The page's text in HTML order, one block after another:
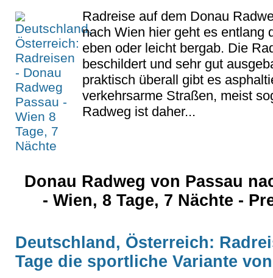
Radreise auf dem Donau
nach Wien hier geht es entlang
eben oder leicht bergab. Die
beschildert und sehr gut
praktisch überall gibt es
verkehrsarme Straßen, meist
Radweg ist daher...
Donau Radweg von Passau
- Wien, 8 Tage, 7 Nächte -
Deutschland, Österreich:
Tage die sportliche Variante